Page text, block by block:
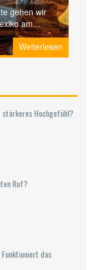
gehen wir
am
werden
Biersorten
Bieres.
Sie
gefallen.
Weiterlesen
Hochgefühl?
Ruf?
das